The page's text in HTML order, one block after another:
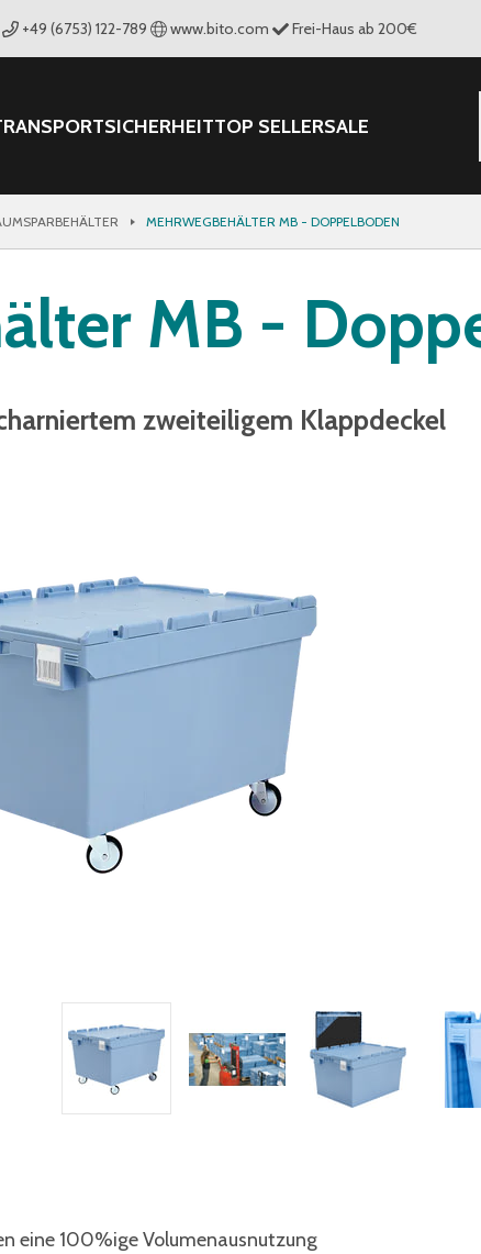
+49 (6753) 122-789 www.bito.com Frei-Haus ab 200€
SICHERHEITTOP SELLERSALE
MEHRWEGBEHÄLTER MB - DOPPELBODEN
MB -
zweiteiligem Klappdeckel
eine 100%ige Volumenausnutzung